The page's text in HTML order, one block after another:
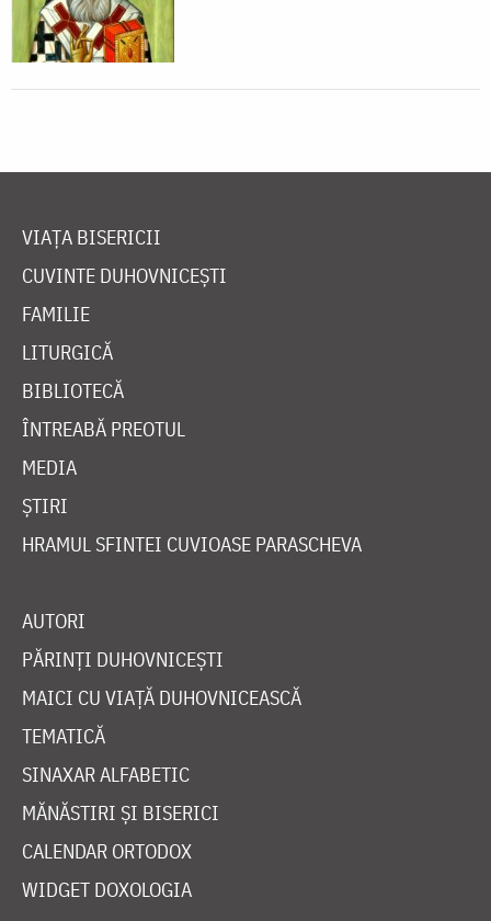
VIAȚA BISERICII
CUVINTE DUHOVNICEȘTI
FAMILIE
LITURGICĂ
BIBLIOTECĂ
ÎNTREABĂ PREOTUL
MEDIA
ȘTIRI
HRAMUL SFINTEI CUVIOASE PARASCHEVA
AUTORI
PĂRINȚI DUHOVNICEȘTI
MAICI CU VIAȚĂ DUHOVNICEASCĂ
TEMATICĂ
SINAXAR ALFABETIC
MĂNĂSTIRI ȘI BISERICI
CALENDAR ORTODOX
WIDGET DOXOLOGIA